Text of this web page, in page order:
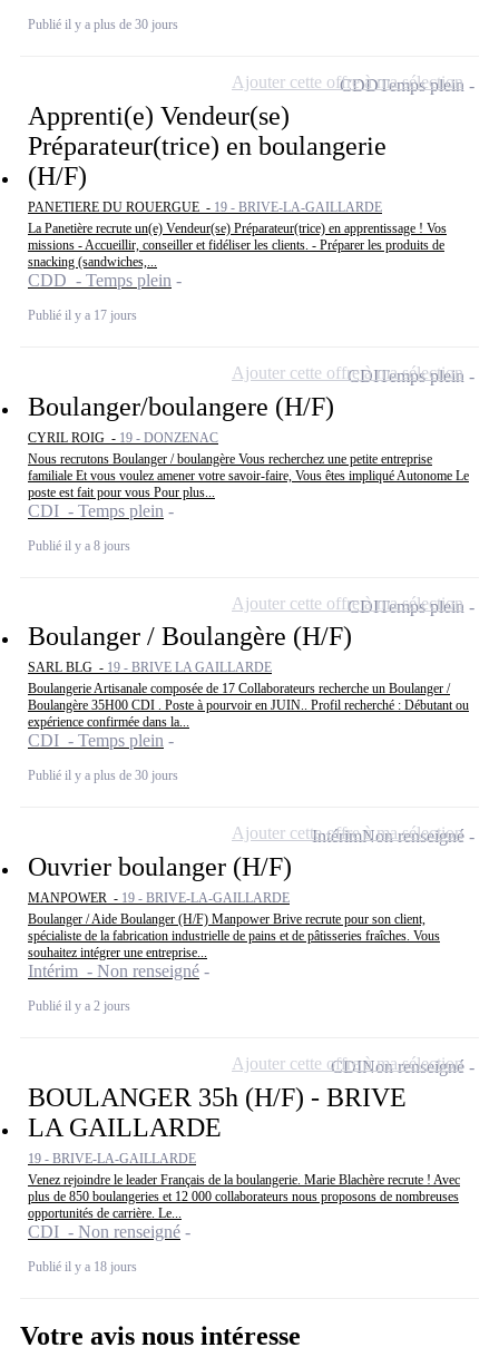
Publié il y a plus de 30 jours
Apprenti(e) Vendeur(se)
Préparateur(trice) en boulangerie
(H/F)
PANETIERE DU ROUERGUE - 19 - BRIVE-LA-GAILLARDE
La Panetière recrute un(e) Vendeur(se) Préparateur(trice) en apprentissage ! Vos
missions - Accueillir, conseiller et fidéliser les clients. - Préparer les produits de
snacking (sandwiches,...
CDD - Temps plein
Publié il y a 17 jours
CDDTemps plein
Ajouter cette offre à ma sélection
Boulanger/boulangere (H/F)
CYRIL ROIG - 19 - DONZENAC
Nous recrutons Boulanger / boulangère Vous recherchez une petite entreprise
familiale Et vous voulez amener votre savoir-faire, Vous êtes impliqué Autonome Le
poste est fait pour vous Pour plus...
CDI - Temps plein
Publié il y a 8 jours
CDITemps plein
Ajouter cette offre à ma sélection
Boulanger / Boulangère (H/F)
SARL BLG - 19 - BRIVE LA GAILLARDE
Boulangerie Artisanale composée de 17 Collaborateurs recherche un Boulanger /
Boulangère 35H00 CDI . Poste à pourvoir en JUIN.. Profil recherché : Débutant ou
expérience confirmée dans la...
CDI - Temps plein
Publié il y a plus de 30 jours
CDITemps plein
Ajouter cette offre à ma sélection
Ouvrier boulanger (H/F)
MANPOWER - 19 - BRIVE-LA-GAILLARDE
Boulanger / Aide Boulanger (H/F) Manpower Brive recrute pour son client,
spécialiste de la fabrication industrielle de pains et de pâtisseries fraîches. Vous
souhaitez intégrer une entreprise...
Intérim - Non renseigné
Publié il y a 2 jours
IntérimNon renseigné
Ajouter cette offre à ma sélection
BOULANGER 35h (H/F) - BRIVE
LA GAILLARDE
19 - BRIVE-LA-GAILLARDE
Venez rejoindre le leader Français de la boulangerie. Marie Blachère recrute ! Avec
plus de 850 boulangeries et 12 000 collaborateurs nous proposons de nombreuses
opportunités de carrière. Le...
CDI - Non renseigné
Publié il y a 18 jours
CDINon renseigné
Ajouter cette offre à ma sélection
Votre avis nous intéresse